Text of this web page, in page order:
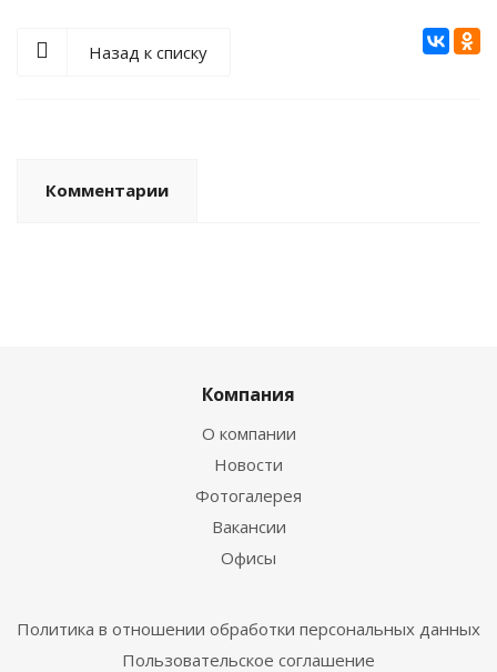
Назад к списку
Комментарии
Компания
О компании
Новости
Фотогалерея
Вакансии
Офисы
Политика в отношении обработки персональных данных
Пользовательское соглашение